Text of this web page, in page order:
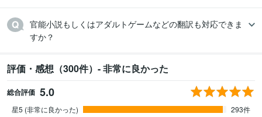
官能小説もしくはアダルトゲームなどの翻訳も対応できま
すか？
評価・感想（300件）- 非常に良かった
総合評価 5.0
星5 (非常に良かった)
293件